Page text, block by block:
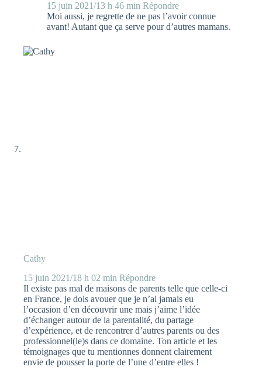
15 juin 2021/13 h 46 min Répondre
Moi aussi, je regrette de ne pas l’avoir connue
avant! Autant que ça serve pour d’autres mamans.
Cathy
15 juin 2021/18 h 02 min Répondre
Il existe pas mal de maisons de parents telle que celle-ci
en France, je dois avouer que je n’ai jamais eu
l’occasion d’en découvrir une mais j’aime l’idée
d’échanger autour de la parentalité, du partage
d’expérience, et de rencontrer d’autres parents ou des
professionnel(le)s dans ce domaine. Ton article et les
témoignages que tu mentionnes donnent clairement
envie de pousser la porte de l’une d’entre elles !